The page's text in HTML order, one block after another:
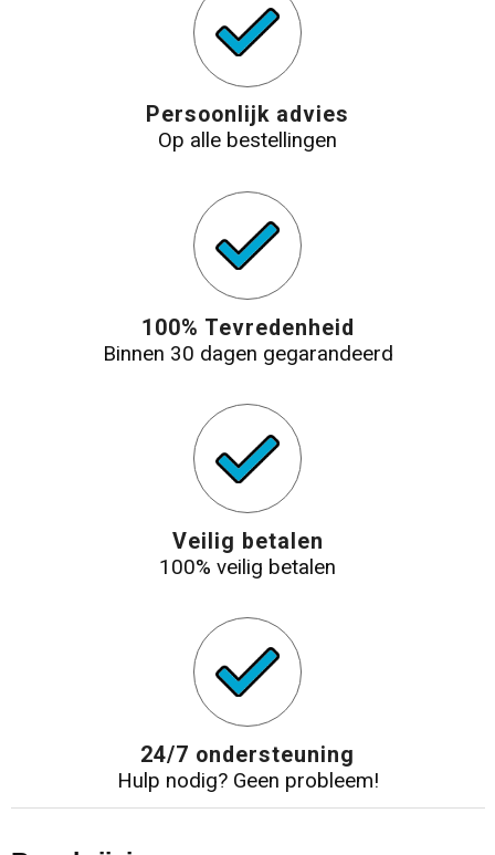
Persoonlijk advies
Op alle bestellingen
100% Tevredenheid
Binnen 30 dagen gegarandeerd
Veilig betalen
100% veilig betalen
24/7 ondersteuning
Hulp nodig? Geen probleem!